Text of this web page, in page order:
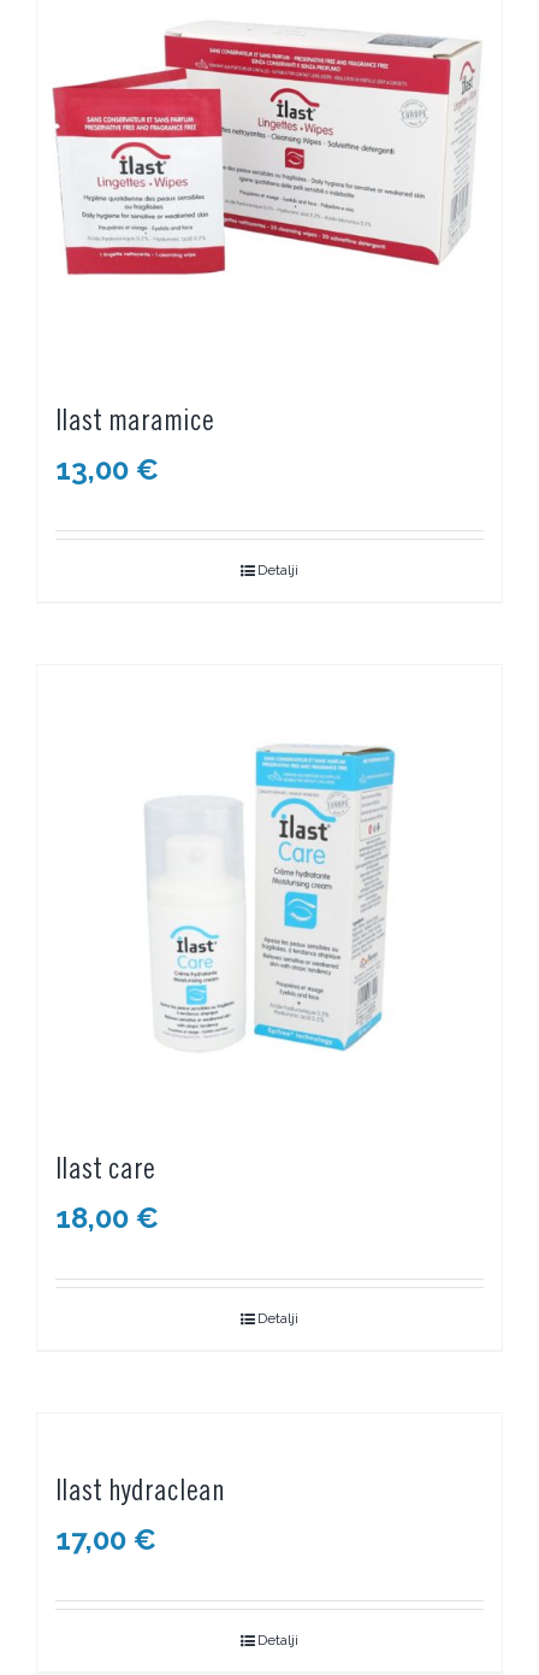
Ilast maramice
13,00 €
Detalji
Ilast care
18,00 €
Detalji
Ilast hydraclean
17,00 €
Detalji